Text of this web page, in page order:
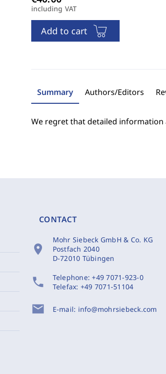
including VAT
Add to cart
Summary Authors/Editors
We regret that detailed
CONTACT
location_on
Mohr Siebeck GmbH & Co. KG
Postfach 2040
D-72010 Tübingen
phone Telephone:+49 7071-923-0
Telefax: +49 7071-51104
mail E-mail: info@mohrsiebeck.com